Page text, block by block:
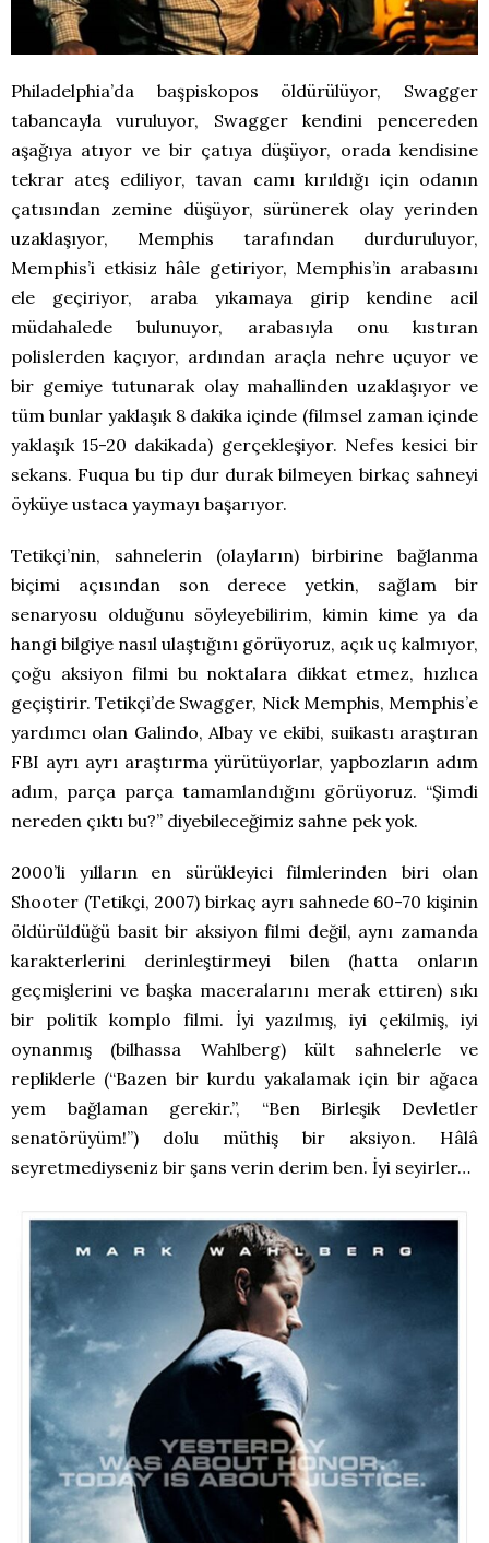
Philadelphia’da başpiskopos öldürülüyor, Swagger
tabancayla vuruluyor, Swagger kendini pencereden
aşağıya atıyor ve bir çatıya düşüyor, orada kendisine
tekrar ateş ediliyor, tavan camı kırıldığı için odanın
çatısından zemine düşüyor, sürünerek olay yerinden
uzaklaşıyor, Memphis tarafından durduruluyor,
Memphis’i etkisiz hâle getiriyor, Memphis’in arabasını
ele geçiriyor, araba yıkamaya girip kendine acil
müdahalede bulunuyor, arabasıyla onu kıstıran
polislerden kaçıyor, ardından araçla nehre uçuyor ve
bir gemiye tutunarak olay mahallinden uzaklaşıyor ve
tüm bunlar yaklaşık 8 dakika içinde (filmsel zaman içinde
yaklaşık 15-20 dakikada) gerçekleşiyor. Nefes kesici bir
sekans. Fuqua bu tip dur durak bilmeyen birkaç sahneyi
öyküye ustaca yaymayı başarıyor.
Tetikçi’nin, sahnelerin (olayların) birbirine bağlanma
biçimi açısından son derece yetkin, sağlam bir
senaryosu olduğunu söyleyebilirim, kimin kime ya da
hangi bilgiye nasıl ulaştığını görüyoruz, açık uç kalmıyor,
çoğu aksiyon filmi bu noktalara dikkat etmez, hızlıca
geçiştirir. Tetikçi’de Swagger, Nick Memphis, Memphis’e
yardımcı olan Galindo, Albay ve ekibi, suikastı araştıran
FBI ayrı ayrı araştırma yürütüyorlar, yapbozların adım
adım, parça parça tamamlandığını görüyoruz. “Şimdi
nereden çıktı bu?” diyebileceğimiz sahne pek yok.
2000’li yılların en sürükleyici filmlerinden biri olan
Shooter (Tetikçi, 2007) birkaç ayrı sahnede 60-70 kişinin
öldürüldüğü basit bir aksiyon filmi değil, aynı zamanda
karakterlerini derinleştirmeyi bilen (hatta onların
geçmişlerini ve başka maceralarını merak ettiren) sıkı
bir politik komplo filmi. İyi yazılmış, iyi çekilmiş, iyi
oynanmış (bilhassa Wahlberg) kült sahnelerle ve
repliklerle (“Bazen bir kurdu yakalamak için bir ağaca
yem bağlaman gerekir.”, “Ben Birleşik Devletler
senatörüyüm!”) dolu müthiş bir aksiyon. Hâlâ
seyretmediyseniz bir şans verin derim ben. İyi seyirler…